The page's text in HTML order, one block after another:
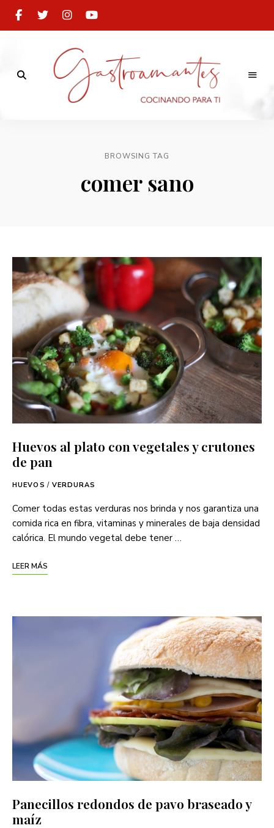
BROWSING TAG
comer sano
Huevos al plato con vegetales y crutones
de pan
HUEVOS / VERDURAS
Comer todas estas verduras nos brinda y nos garantiza una
comida rica en fibra, vitaminas y minerales de baja densidad
calórica. El mundo vegetal debe tener …
LEER MÁS
Panecillos redondos de pavo braseado y
maíz